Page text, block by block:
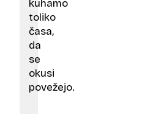
kuhamo
toliko
časa,
da
se
okusi
povežejo.